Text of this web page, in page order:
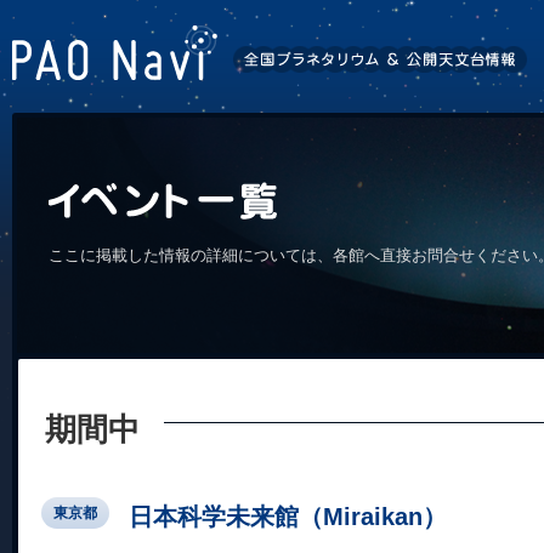
ここに掲載した情報の詳細については、各館へ直接お問合せくださ
期間中
東京都 日本科学未来館（Miraikan）